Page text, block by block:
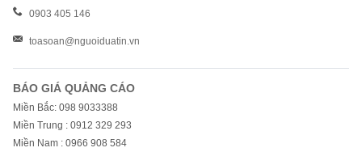
0903 405 146
toasoan@nguoiduatin.vn
BÁO GIÁ QUẢNG CÁO
Miền Bắc: 098 9033388
Miền Trung : 0912 329 293
Miền Nam : 0966 908 584